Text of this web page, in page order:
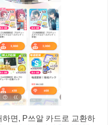
면, P쓰알 카드로 교환하